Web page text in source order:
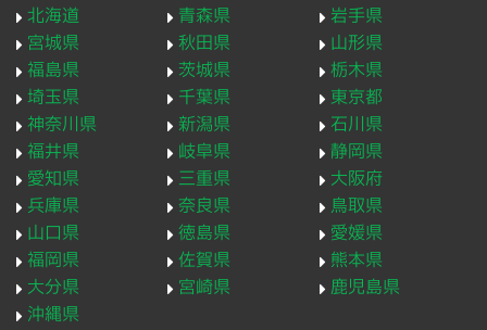
北海道 青森県
岩手県
宮城県
秋田県
山形県
福島県
茨城県
栃木県
埼玉県
千葉県
東京都
神奈川県
新潟県
石川県
福井県
岐阜県
静岡県
愛知県
三重県
大阪府
兵庫県
奈良県
鳥取県
山口県
徳島県
愛媛県
福岡県
佐賀県
熊本県
大分県
宮崎県
鹿児島県
沖縄県